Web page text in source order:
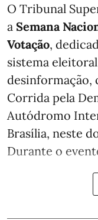
O Tribunal
a Semana
Votação,
sistema
desinformação,
Corrida pela
Autódromo
Brasília, neste
Durante o